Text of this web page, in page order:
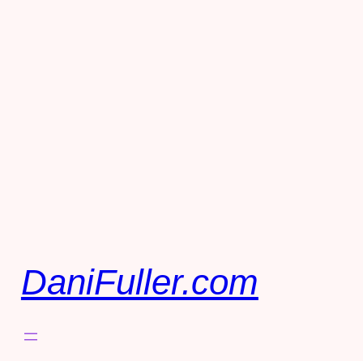
DaniFuller.com